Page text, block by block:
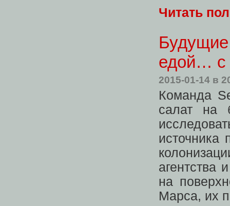
Читать
Будущие
едой… с
2015-01-14 в
Команда
салат на
источника
агентства
на
Марса, их